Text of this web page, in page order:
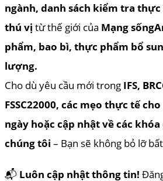
ngành, danh sách kiểm tra
thú vị từ thế giới của Mạng sống
phẩm, bao bì, thực phẩm bổ
lượng.
Cho dù yêu cầu mới trong IFS,
FSSC22000, các mẹo thực tế
ngày hoặc cập nhật về các
chúng tôi – Bạn sẽ không bỏ lỡ
📬 Luôn cập nhật thông tin!